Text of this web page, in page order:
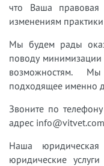
что Ваша правовая
изменениям практики
Мы будем рады
поводу
возможностям.
подходящее именно
Звоните по
адрес
Наша
юридические